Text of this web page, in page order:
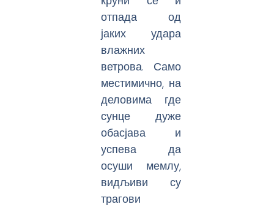
отпада од
јаких удара
влажних
ветрова. Само
местимично, на
деловима где
сунце дуже
обасјава и
успева да
осуши мемлу,
видљиви су
трагови